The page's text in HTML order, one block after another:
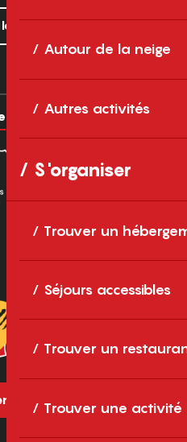
Autour de la neige
Autres activités
S'organiser
Trouver un
Séjours accessibles
Trouver un
Trouver une activité
newsletter
Europe
venir ?